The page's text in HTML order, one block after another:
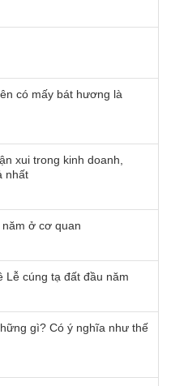
có mấy bát hương là
xui trong kinh doanh,
nhất
ở cơ quan
Lễ cúng tạ đất đầu năm
gì? Có ý nghĩa như thế